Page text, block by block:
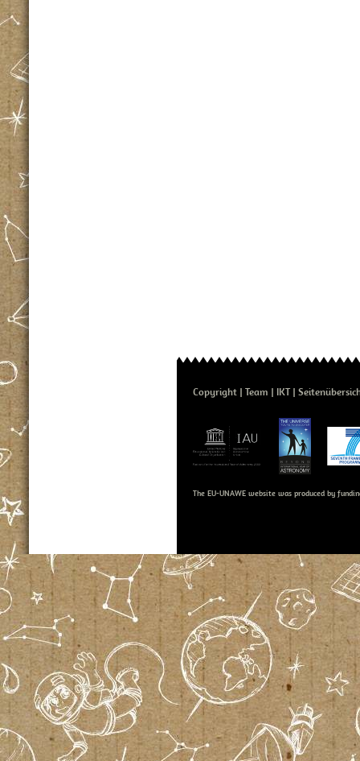
Copyright Team IKT
The EU-UNAWE website was produced by